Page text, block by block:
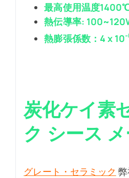
最高使用温度
熱伝導率:
熱膨張係数：4 x 10
炭化ケイ素
ク シース
グレート・セラミック